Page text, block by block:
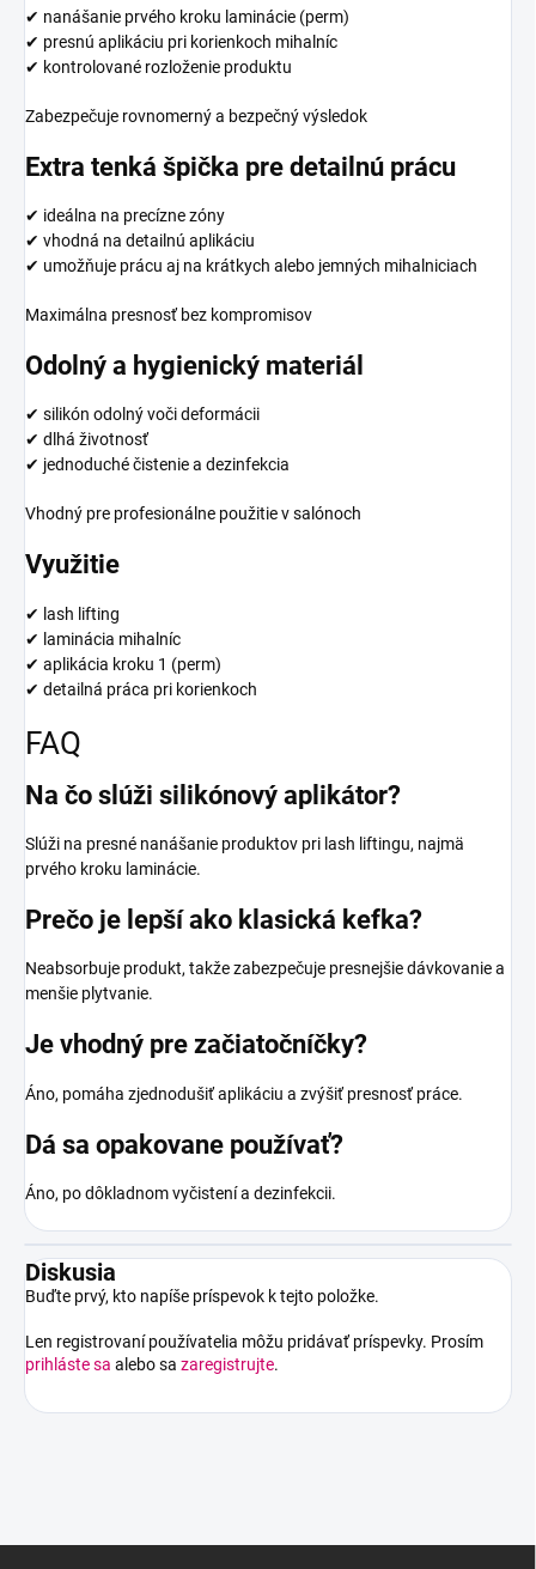
✔ nanášanie prvého kroku laminácie (perm)
✔ presnú aplikáciu pri korienkoch mihalníc
✔ kontrolované rozloženie produktu
Zabezpečuje rovnomerný a bezpečný výsledok
Extra tenká špička pre detailnú prácu
✔ ideálna na precízne zóny
✔ vhodná na detailnú aplikáciu
✔ umožňuje prácu aj na krátkych alebo jemných mihalniciach
Maximálna presnosť bez kompromisov
Odolný a hygienický materiál
✔ silikón odolný voči deformácii
✔ dlhá životnosť
✔ jednoduché čistenie a dezinfekcia
Vhodný pre profesionálne použitie v salónoch
Využitie
✔ lash lifting
✔ laminácia mihalníc
✔ aplikácia kroku 1 (perm)
✔ detailná práca pri korienkoch
FAQ
Na čo slúži silikónový aplikátor?
Slúži na presné nanášanie produktov pri lash liftingu, najmä
prvého kroku laminácie.
Prečo je lepší ako klasická kefka?
Neabsorbuje produkt, takže zabezpečuje presnejšie dávkovanie a
menšie plytvanie.
Je vhodný pre začiatočníčky?
Áno, pomáha zjednodušiť aplikáciu a zvýšiť presnosť práce.
Dá sa opakovane používať?
Áno, po dôkladnom vyčistení a dezinfekcii.
Diskusia
Buďte prvý, kto napíše príspevok k tejto položke.
Len registrovaní používatelia môžu pridávať príspevky. Prosím
prihláste sa alebo sa zaregistrujte.